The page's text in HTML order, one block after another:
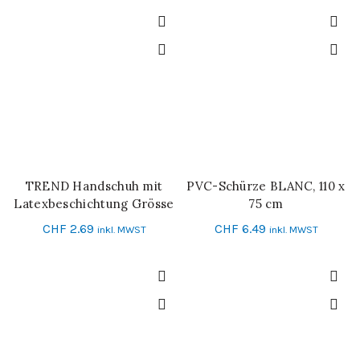
IN DEN WARENKORB
TREND Handschuh mit
Latexbeschichtung Grösse
10
CHF 2.69 inkl. MWST
IN DEN WARENKORB
PVC-Schürze BLANC, 110 x
75 cm
CHF 6.49 inkl. MWST